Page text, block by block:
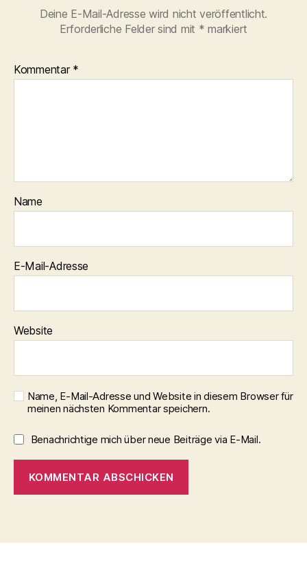
Deine E-Mail-Adresse wird nicht veröffentlicht.
Erforderliche Felder sind mit * markiert
Kommentar *
Name
E-Mail-Adresse
Website
Name, E-Mail-Adresse und Website in diesem Browser für
meinen nächsten Kommentar speichern.
Benachrichtige mich über neue Beiträge via E-Mail.